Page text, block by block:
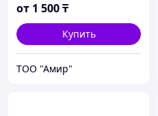
от 1 500₸
Купить
ТОО "Амир"